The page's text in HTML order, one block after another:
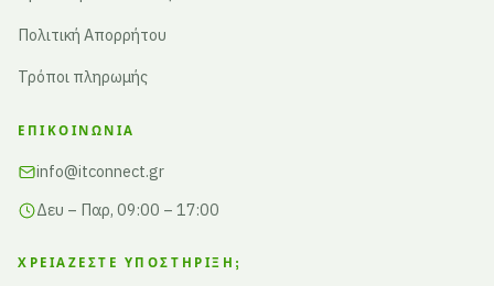
Πολιτική Απορρήτου
Τρόποι πληρωμής
ΕΠΙΚΟΙΝΩΝΊΑ
info@itconnect.gr
Δευ – Παρ, 09:00 – 17:00
ΧΡΕΙΆΖΕΣΤΕ ΥΠΟΣΤΉΡΙΞΗ;